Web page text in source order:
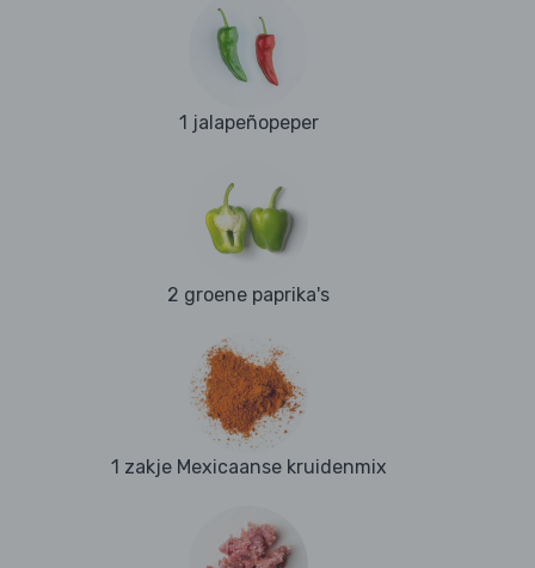
1 jalapeñopeper
2 groene paprika's
1 zakje Mexicaanse kruidenmix